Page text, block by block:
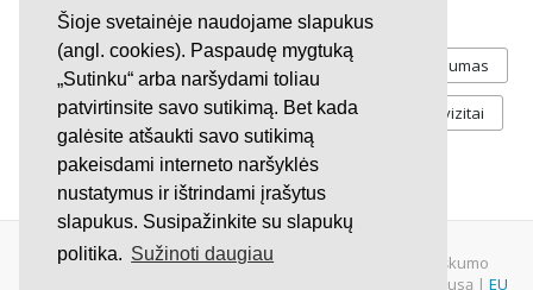
Šioje svetainėje naudojame slapukus
(angl. cookies). Paspaudę mygtuką
„Sutinku“ arba naršydami toliau
patvirtinsite savo sutikimą. Bet kada
galėsite atšaukti savo sutikimą
pakeisdami interneto naršyklės
nustatymus ir ištrindami įrašytus
slapukus. Susipažinkite su slapukų
politika. Sužinoti daugiau
STOP vaiku atemimas
Pilnos moksleivių vasaros atostogos referendumas
Keliu jaunystės Valandos Rekvizitai
Investicijos
© 2007 - 2026 Ne pelno siekianti organizacija VŠĮ "Pilietiškumo
platformos" į.k. 305719586. Įstaiga turi paramos gavėjo statusą | EU